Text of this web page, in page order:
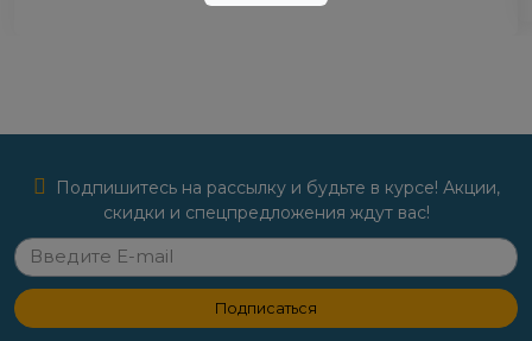
Подпишитесь на рассылку и будьте в курсе! Акции,
скидки и спецпредложения ждут вас!
Подписаться